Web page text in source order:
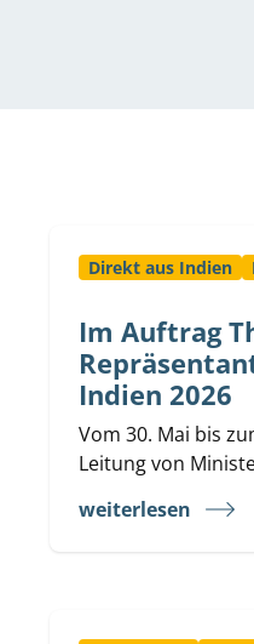
Direkt aus Indien
Im Auftrag
Indien 2026
Vom 30. Mai bis
Leitung von
weiterlesen